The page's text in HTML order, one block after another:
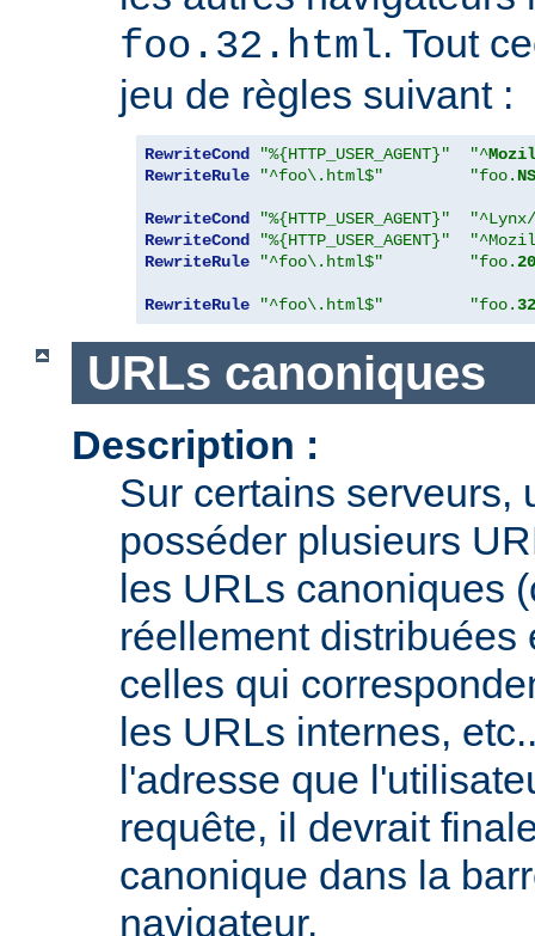
foo.32.html. Tout
jeu de règles suivant :
RewriteCond "%{HTTP_USER_AGENT}" "^
RewriteRule
"^foo\.html$" "foo. NS
RewriteCond "%{HTTP_USER_AGENT}"
RewriteCond
"%{HTTP_USER_AGENT}"
RewriteRule
"^foo\.html$" "foo.20
RewriteRule "^foo\.html$" "foo.32
URLs canoniques
Description :
Sur certains serveurs,
posséder plusieurs
les URLs canoniques
réellement distribuées
celles qui
les URLs internes,
l'adresse que
requête, il devrait
canonique dans la
navigateur.